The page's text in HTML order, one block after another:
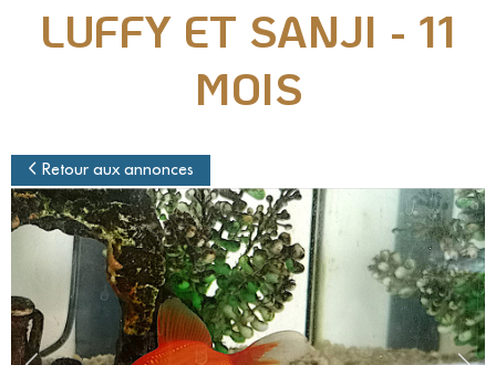
Délégué(é) en communication
Bénévoles dans nos refuges
Matériel militant
Salarié(e) / Stagiaire
LUFFY ET SANJI - 11
MOIS
Retour aux annonces